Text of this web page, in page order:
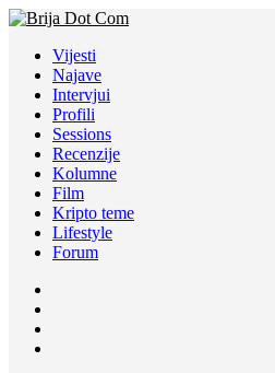
Vijesti
Najave
Intervjui
Profili
Sessions
Recenzije
Kolumne
Film
Kripto teme
Lifestyle
Forum